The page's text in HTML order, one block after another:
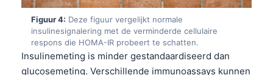
Figuur 4: Deze figuur vergelijkt normale
insulinesignalering met de verminderde cellulaire
respons die HOMA-IR probeert te schatten.
Insulinemeting is minder gestandaardiseerd dan
glucosemeting. Verschillende immunoassays kunnen